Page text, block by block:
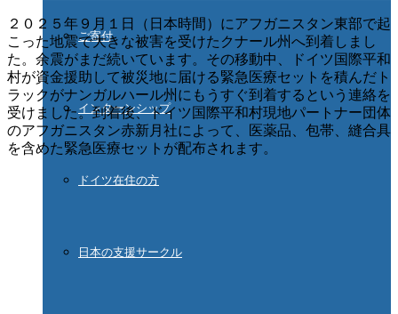
ご寄付
インターンシップ
ドイツ在住の方
日本の支援サークル
２０２５年９月１日（日本時間）にアフガニスタン東部で起
こった地震で大きな被害を受けたクナール州へ到着しまし
た。余震がまだ続いています。その移動中、ドイツ国際平和
村が資金援助して被災地に届ける緊急医療セットを積んだト
ラックがナンガルハール州にもうすぐ到着するという連絡を
受けました。到着後、ドイツ国際平和村現地パートナー団体
のアフガニスタン赤新月社によって、医薬品、包帯、縫合具
を含めた緊急医療セットが配布されます。